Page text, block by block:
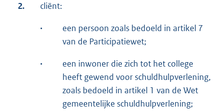
2. cliënt:
·
een persoon zoals bedoeld in artikel 7
van de Participatiewet;
·
een inwoner die zich tot het college
heeft gewend voor schuldhulpverlening,
zoals bedoeld in artikel 1 van de Wet
gemeentelijke schuldhulpverlening;